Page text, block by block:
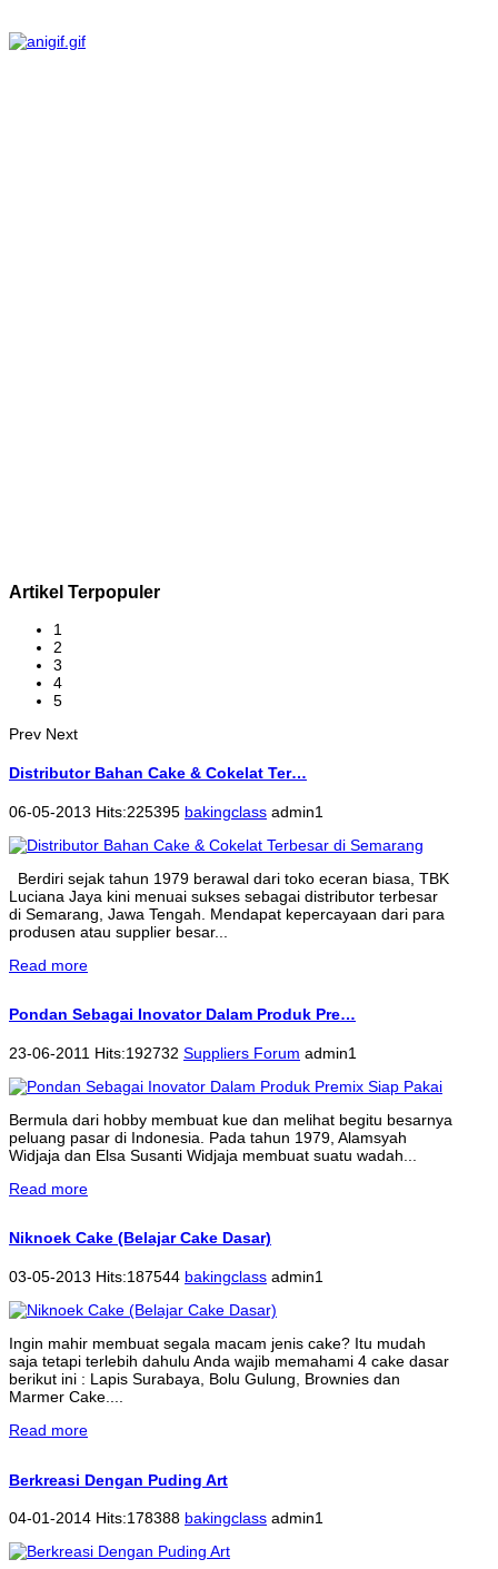
Artikel Terpopuler
1
2
3
4
5
Prev Next
Distributor Bahan Cake & Cokelat Ter…
06-05-2013 Hits:225395 bakingclass admin1
Berdiri sejak tahun 1979 berawal dari toko eceran biasa, TBK
Luciana Jaya kini menuai sukses sebagai distributor terbesar
di Semarang, Jawa Tengah. Mendapat kepercayaan dari para
produsen atau supplier besar...
Read more
Pondan Sebagai Inovator Dalam Produk Pre…
23-06-2011 Hits:192732 Suppliers Forum admin1
Bermula dari hobby membuat kue dan melihat begitu besarnya
peluang pasar di Indonesia. Pada tahun 1979, Alamsyah
Widjaja dan Elsa Susanti Widjaja membuat suatu wadah...
Read more
Niknoek Cake (Belajar Cake Dasar)
03-05-2013 Hits:187544 bakingclass admin1
Ingin mahir membuat segala macam jenis cake? Itu mudah
saja tetapi terlebih dahulu Anda wajib memahami 4 cake dasar
berikut ini : Lapis Surabaya, Bolu Gulung, Brownies dan
Marmer Cake....
Read more
Berkreasi Dengan Puding Art
04-01-2014 Hits:178388 bakingclass admin1